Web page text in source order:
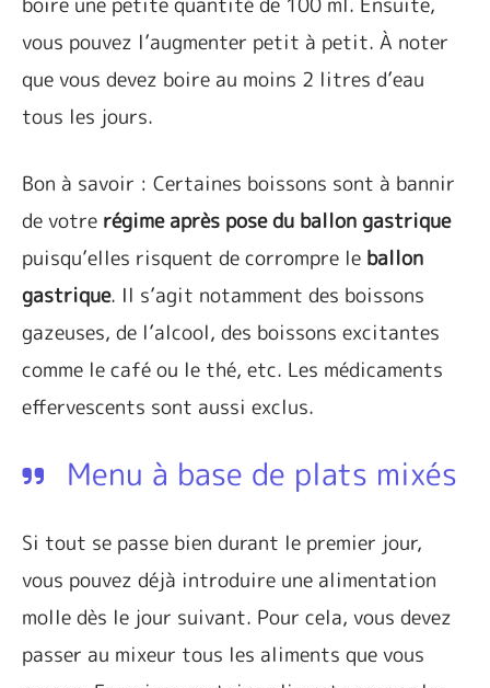
vous pouvez l’augmenter petit à petit. À noter
que vous devez boire au moins 2 litres d’eau
tous les jours.
Bon à savoir : Certaines boissons sont à bannir
de votre régime après pose du ballon gastrique
puisqu’elles risquent de corrompre le ballon
gastrique. Il s’agit notamment des boissons
gazeuses, de l’alcool, des boissons excitantes
comme le café ou le thé, etc. Les médicaments
effervescents sont aussi exclus.
Menu à base de plats mixés
Si tout se passe bien durant le premier jour,
vous pouvez déjà introduire une alimentation
molle dès le jour suivant. Pour cela, vous devez
passer au mixeur tous les aliments que vous